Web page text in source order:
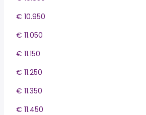
€ 10.950
€ 11.050
€ 11.150
€ 11.250
€ 11.350
€ 11.450